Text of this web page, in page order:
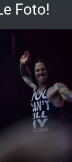
Foto!